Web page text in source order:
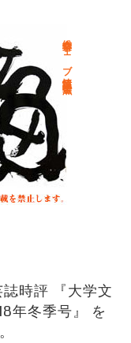
総合文学ウェブ情報誌 文学金魚
誌時評 『大学文
年冬季号』 を